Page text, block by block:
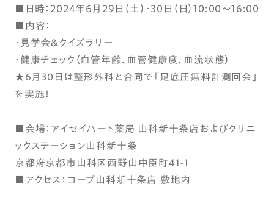
■日時：2024年6月29日（土）・30日（日）10:00～16:00
■内容：
・見学会＆クイズラリー
・健康チェック（血管年齢、血管健康度、血流状態）
★6月30日は整形外科と合同で「足底圧無料計測回会」
を実施！
■会場：アイセイハート薬局 山科新十条店およびクリニ
ックステーション山科新十条
京都府京都市山科区西野山中臣町41-1
■アクセス：コープ山科新十条店 敷地内